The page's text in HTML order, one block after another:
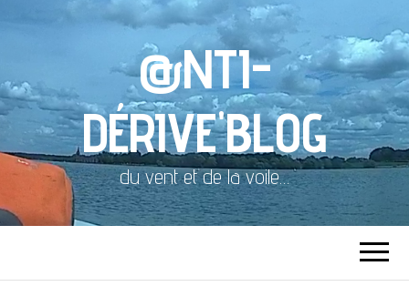
@NTI-
DÉRIVE'BLOG
du vent et de la voile…